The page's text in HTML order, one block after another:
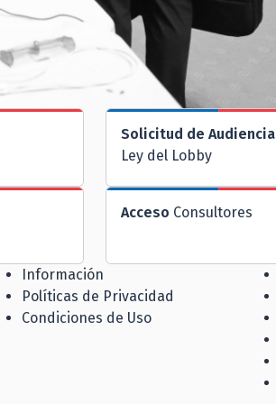
Solicitud de Audiencia
Ley del Lobby
Acceso Consultores
Información
Políticas de Privacidad
Condiciones de Uso